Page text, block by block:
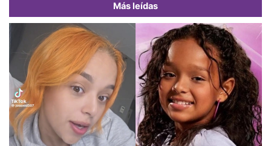
Más leídas